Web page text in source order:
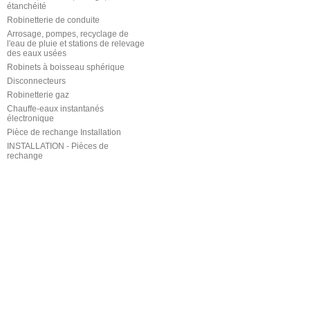
étanchéité
Robinetterie de conduite
Arrosage, pompes, recyclage de
l'eau de pluie et stations de relevage
des eaux usées
Robinets à boisseau sphérique
Disconnecteurs
Robinetterie gaz
Chauffe-eaux instantanés
électronique
Pièce de rechange Installation
INSTALLATION - Pièces de
rechange